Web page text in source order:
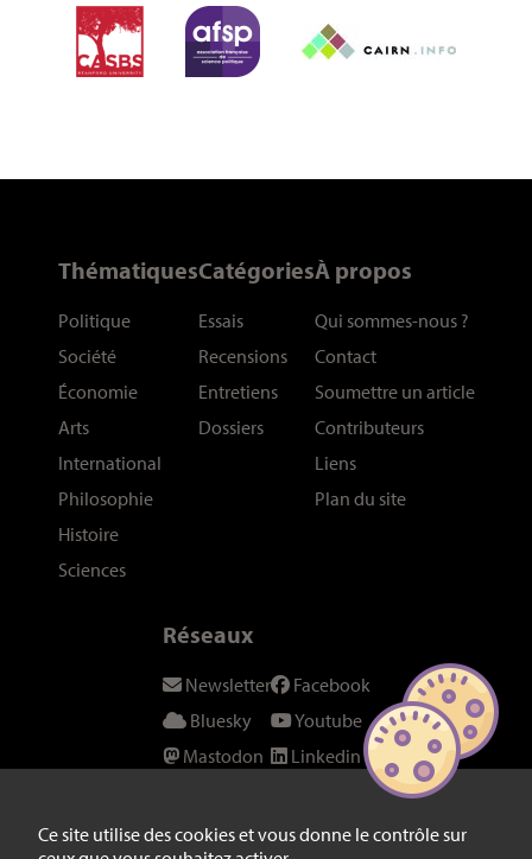
Ce site utilise des cookies et vous donne le contrôle sur
Thématiques
Politique
Société
Économie
Arts
International
Philosophie
Histoire
Sciences
Catégories
Essais
Recensions
Entretiens
Dossiers
À propos
Qui sommes-nous ?
Contact
Soumettre un article
Contributeurs
Liens
Plan du site
Réseaux
Newsletter
Bluesky
Mastodon
Instagram
Facebook
Youtube
Linkedin
Fil RSS